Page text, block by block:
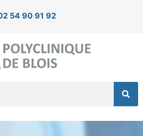
54 90 91 92